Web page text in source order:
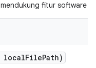
fitur software
localFilePath)